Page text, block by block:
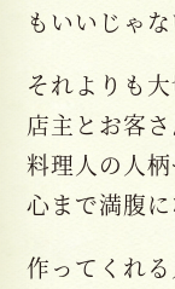
もいいじゃな
それよりも大
店主とお客
料理人の人柄
心まで満腹に
作ってくれ